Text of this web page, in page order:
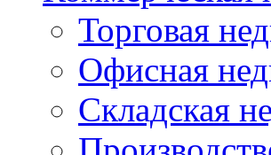
Торговая
Офисная
Складская